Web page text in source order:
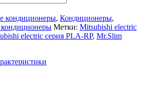
кондиционеры, Кондиционеры,
Метки: Mitsubishi electric
electric серия PLA-RP, Mr.Slim